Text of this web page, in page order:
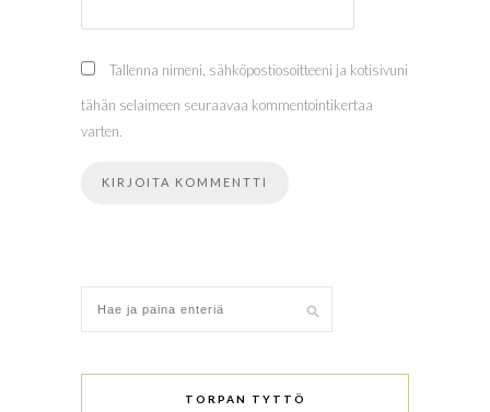
Tallenna nimeni, sähköpostiosoitteeni ja kotisivuni
tähän selaimeen seuraavaa kommentointikertaa
varten.
TORPAN TYTTÖ